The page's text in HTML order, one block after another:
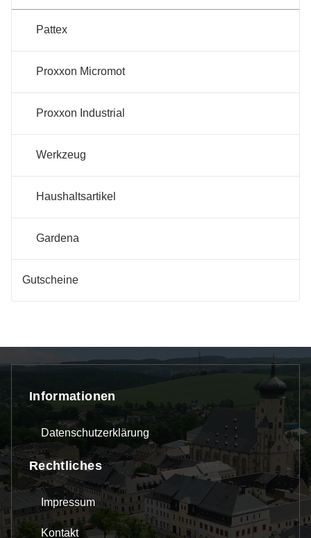
Pattex
Proxxon Micromot
Proxxon Industrial
Werkzeug
Haushaltsartikel
Gardena
Gutscheine
Informationen
Datenschutzerklärung
Rechtliches
Impressum
Kontakt